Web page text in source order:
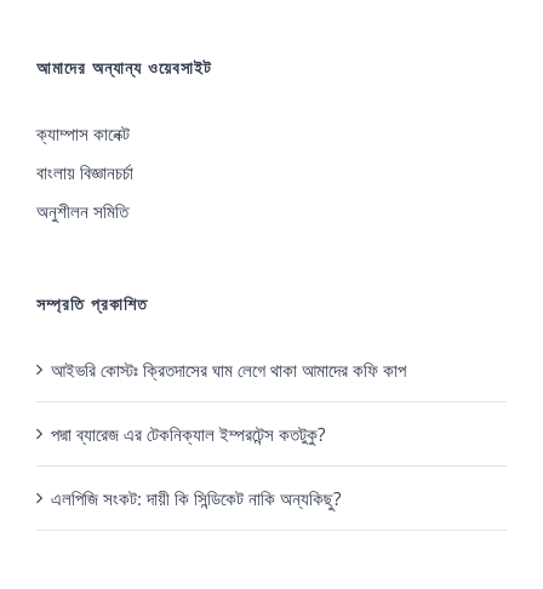
আমাদের অন্যান্য ওয়েবসাইট
ক্যাম্পাস কানেক্ট
বাংলায় বিজ্ঞানচর্চা
অনুশীলন সমিতি
সম্প্রতি প্রকাশিত
আইভরি কোস্টঃ ক্রিতদাসের ঘাম লেগে থাকা আমাদের কফি কাপ
পদ্মা ব্যারেজ এর টেকনিক্যাল ইম্পরটেন্স কতটুকু?
এলপিজি সংকট: দায়ী কি সিন্ডিকেট নাকি অন্যকিছু?